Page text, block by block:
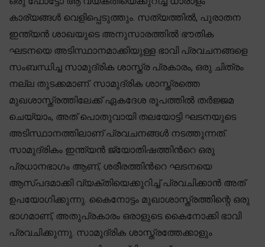
കാര്യങ്ങൾ വെളിപ്പെടുത്തും. സത്യത്തിൽ, പുരാതന
ഇന്ത്യൻ ശാഖയുടെ അനുസാരത്തിൽ ഭൗതിക
ഘടനയെ അടിസ്ഥാനമാക്കിയുള്ള ഭാവി പ്രവചനങ്ങളെ
സംബന്ധിച്ച സാമുദ്രിക ശാസ്ത്ര പ്രകാരം, ഒരു ചിത്രം
നല്ല തുടക്കമാണ്. സാമുദ്രിക ശാസ്ത്രത്തെ
മുഖശാസ്ത്രത്തിലേക്ക് ഏകദേശ രൂപത്തിൽ തർജ്ജമ
ചെയ്യാം, അത് പൊതുവായി തലയോട്ടി ഘടനയുടെ
അടിസ്ഥാനത്തിലാണ് പ്രവചനങ്ങൾ നടത്തുന്നത്.
സാമുദ്രികം ഇന്ത്യൻ ജ്യോതിഷത്തിൻറെ ഒരു
പ്രധാനഭാഗം ആണ്, ശരീരത്തിൻറെ ഘടനയെ
ആസ്പദമാക്കി വ്യക്തിയെക്കുറിച്ച് പ്രവചിക്കാൻ അത്
ഉപയോഗിക്കുന്നു. കൈനോട്ടം മുഖാശാസ്ത്രത്തിന്റെ ഒരു
ഭാഗമാണ്, അതുപ്രകാരം ഒരാളുടെ കൈനോക്കി ഭാവി
പ്രവചിക്കുന്നു. സാമുദ്രിക ശാസ്ത്രത്തേക്കാളും